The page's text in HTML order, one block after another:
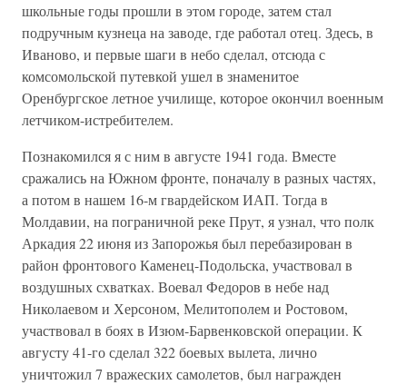
школьные годы прошли в этом городе, затем стал
подручным кузнеца на заводе, где работал отец. Здесь, в
Иваново, и первые шаги в небо сделал, отсюда с
комсомольской путевкой ушел в знаменитое
Оренбургское летное училище, которое окончил военным
летчиком-истребителем.
Познакомился я с ним в августе 1941 года. Вместе
сражались на Южном фронте, поначалу в разных частях,
а потом в нашем 16-м гвардейском ИАП. Тогда в
Молдавии, на пограничной реке Прут, я узнал, что полк
Аркадия 22 июня из Запорожья был перебазирован в
район фронтового Каменец-Подольска, участвовал в
воздушных схватках. Воевал Федоров в небе над
Николаевом и Херсоном, Мелитополем и Ростовом,
участвовал в боях в Изюм-Барвенковской операции. К
августу 41-го сделал 322 боевых вылета, лично
уничтожил 7 вражеских самолетов, был награжден